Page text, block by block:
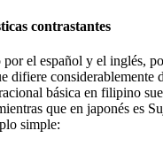
contrastantes
el español y el inglés,
difiere considerablemente
básica en filipino
que en japonés es
simple: